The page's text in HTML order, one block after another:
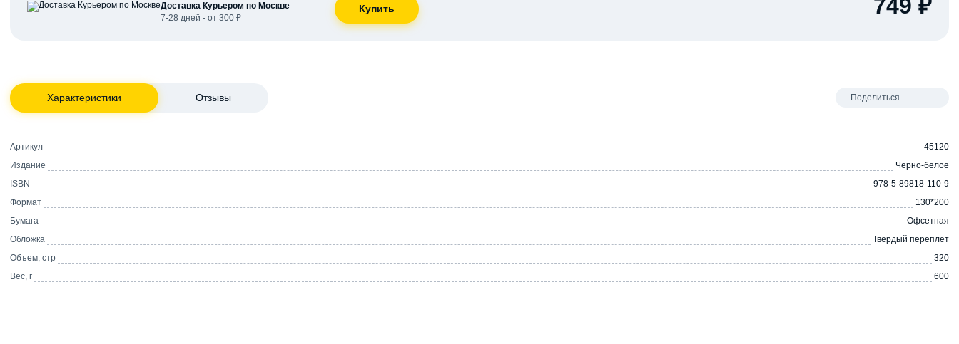
Доставка Курьером по Москве
7-28 дней - от 300 ₽
749 ₽
Характеристики Отзывы Поделиться
Артикул
45120
Издание
Черно-белое
ISBN
978-5-89818-110-9
Формат
130*200
Бумага
Офсетная
Обложка
Твердый переплет
Объем, стр
320
Вес, г
600